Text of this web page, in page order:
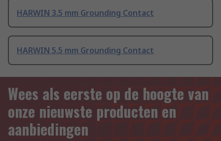
HARWIN 3.5 mm Grounding Contact
HARWIN 5.5 mm Grounding Contact
Wees als eerste op de hoogte van
onze nieuwste producten en
aanbiedingen